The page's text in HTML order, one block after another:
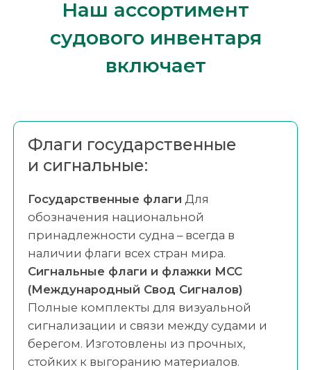
Наш ассортимент
судового инвентаря
включает
Флаги государственные
и сигнальные:
Государственные флаги Для
обозначения национальной
принадлежности судна – всегда в
наличии флаги всех стран мира.
Сигнальные флаги и флажки МСС
(Международный Свод Сигналов)
Полные комплекты для визуальной
сигнализации и связи между судами и
берегом. Изготовлены из прочных,
стойких к выгоранию материалов.